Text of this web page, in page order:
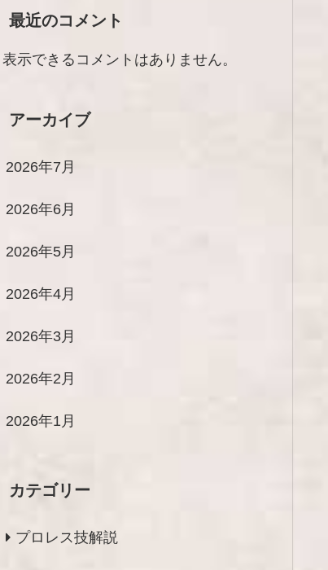
最近のコメント
表示できるコメントはありません。
アーカイブ
2026年7月
2026年6月
2026年5月
2026年4月
2026年3月
2026年2月
2026年1月
カテゴリー
プロレス技解説